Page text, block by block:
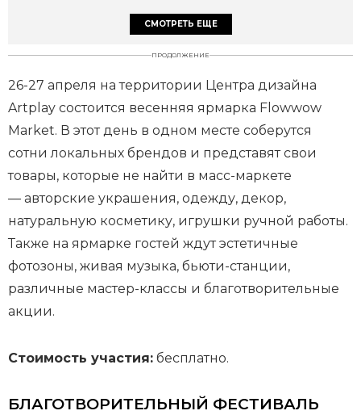
СМОТРЕТЬ ЕЩЕ
ПРОДОЛЖЕНИЕ
26-27 апреля на территории Центра дизайна
Artplay состоится весенняя ярмарка Flowwow
Market. В этот день в одном месте соберутся
сотни локальных брендов и представят свои
товары, которые не найти в масс-маркете
— авторские украшения, одежду, декор,
натуральную косметику, игрушки ручной работы.
Также на ярмарке гостей ждут эстетичные
фотозоны, живая музыка, бьюти-станции,
различные мастер-классы и благотворительные
акции.
Стоимость участия: бесплатно.
БЛАГОТВОРИТЕЛЬНЫЙ ФЕСТИВАЛЬ